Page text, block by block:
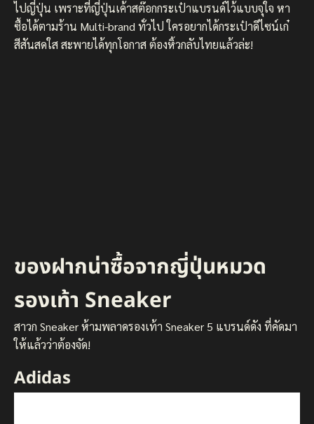
ไปญี่ปุ่น เพราะที่ญี่ปุ่นเค้าสต๊อกกระเป๋าแบรนด์ไว้แบบจุใจ หา
ซื้อได้ตามร้าน Multi-brand ทั่วไป ใครอยากได้กระเป๋าดีไซน์เก๋
สีสันสดใส สะพายได้ทุกโอกาส ต้องหิ้วกลับไทยแล้วล่ะ!
ของฝากน่าซื้อจากญี่ปุ่นหมวด
รองเท้า Sneaker
สาวก Sneaker ห้ามพลาดรองเท้า Sneaker 5 แบรนด์ดัง ที่คัดมา
ให้แล้วว่าต้องจัด!
Adidas